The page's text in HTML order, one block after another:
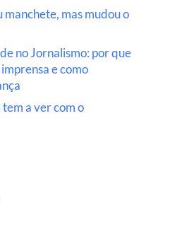
mas mudou o
no Jornalismo: por que
e como
a ver com o